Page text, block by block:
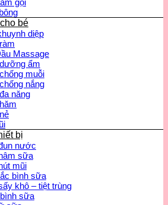
gội
bé
diệp
Massage
ẩm
muỗi
nắng
năng
bị
nước
sữa
mũi
bình sữa
khô – tiệt trùng
sữa